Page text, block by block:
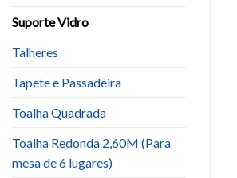
Suporte Vidro
Talheres
Tapete e Passadeira
Toalha Quadrada
Toalha Redonda 2,60M (Para
mesa de 6 lugares)